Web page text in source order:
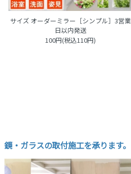
サイズ オーダーミラー［シンプル］3営業
日以内発送
100円(税込110円)
鏡・ガラスの取付施工を承ります。